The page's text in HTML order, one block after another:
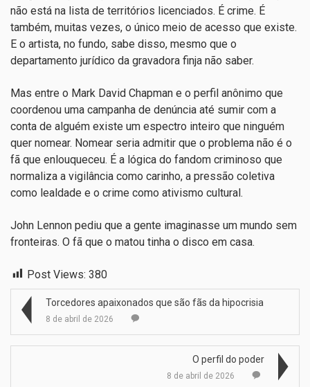
não está na lista de territórios licenciados. É crime. É
também, muitas vezes, o único meio de acesso que existe.
E o artista, no fundo, sabe disso, mesmo que o
departamento jurídico da gravadora finja não saber.
Mas entre o Mark David Chapman e o perfil anônimo que
coordenou uma campanha de denúncia até sumir com a
conta de alguém existe um espectro inteiro que ninguém
quer nomear. Nomear seria admitir que o problema não é o
fã que enlouqueceu. É a lógica do fandom criminoso que
normaliza a vigilância como carinho, a pressão coletiva
como lealdade e o crime como ativismo cultural.
John Lennon pediu que a gente imaginasse um mundo sem
fronteiras. O fã que o matou tinha o disco em casa.
Post Views: 380
Torcedores apaixonados que são fãs da hipocrisia
8 de abril de 2026
O perfil do poder
8 de abril de 2026